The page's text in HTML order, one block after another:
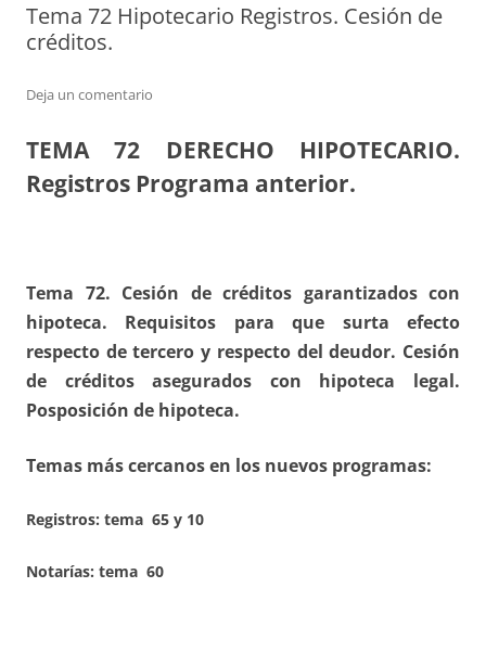
Tema 72 Hipotecario Registros. Cesión de
créditos.
Deja un comentario
TEMA 72 DERECHO HIPOTECARIO.
Registros Programa anterior.
Tema 72. Cesión de créditos garantizados con
hipoteca. Requisitos para que surta efecto
respecto de tercero y respecto del deudor. Cesión
de créditos asegurados con hipoteca legal.
Posposición de hipoteca.
Temas más cercanos en los nuevos programas:
Registros: tema 65 y 10
Notarías: tema 60